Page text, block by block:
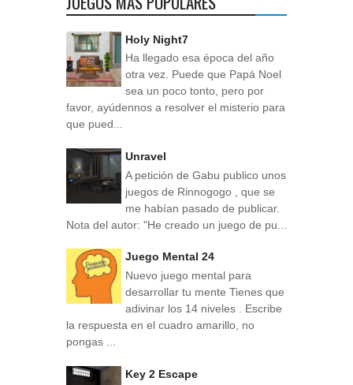
Holy Night7
Ha llegado esa época del año
otra vez. Puede que Papá Noel
sea un poco tonto, pero por
favor, ayúdennos a resolver el misterio para
que pued...
Unravel
A petición de Gabu publico unos
juegos de Rinnogogo , que se
me habían pasado de publicar.
Nota del autor: "He creado un juego de pu...
Juego Mental 24
Nuevo juego mental para
desarrollar tu mente Tienes que
adivinar los 14 niveles . Escribe
la respuesta en el cuadro amarillo, no
pongas ...
Key 2 Escape